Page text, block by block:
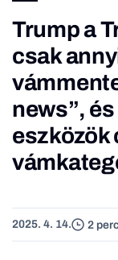
Trump a
csak
news”,
eszközök
2025. 4. 14. 2 perc